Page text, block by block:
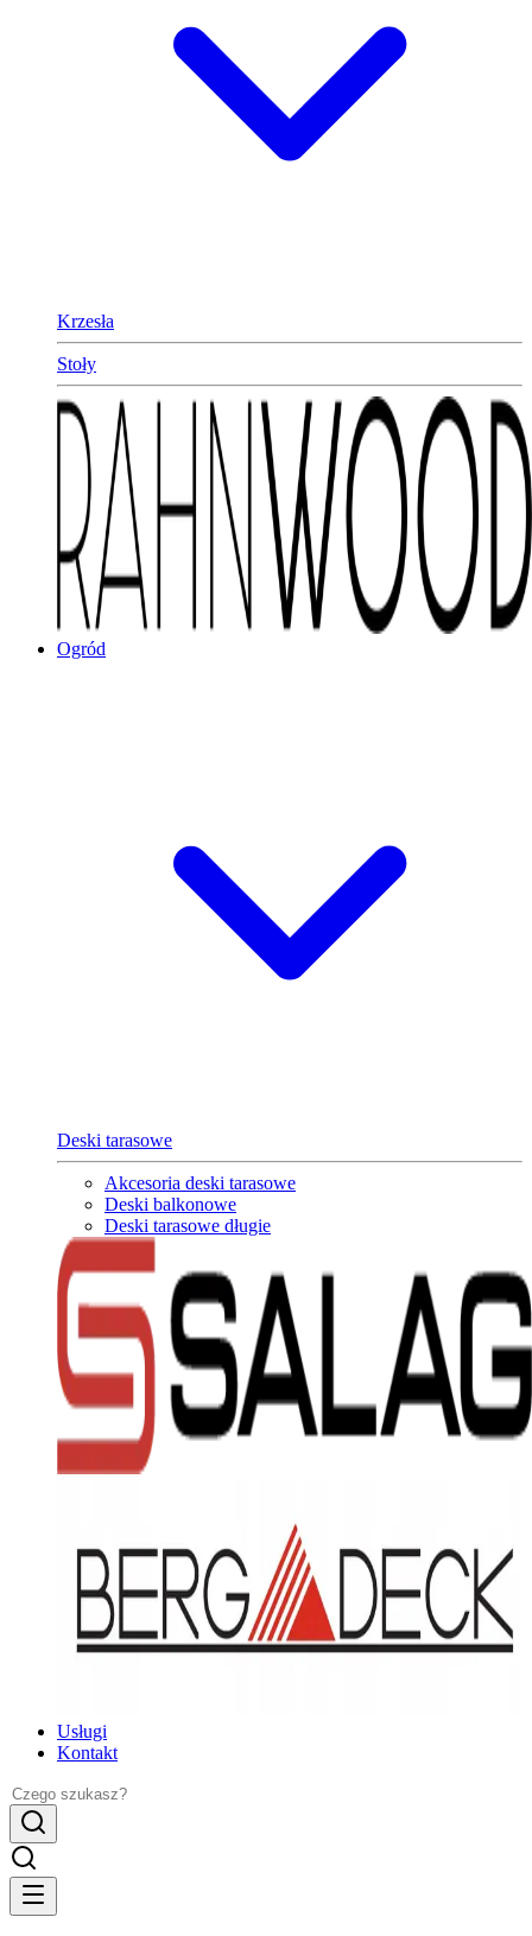
Krzesła
Stoły
Ogród
Deski tarasowe
Akcesoria deski tarasowe
Deski balkonowe
Deski tarasowe długie
Usługi
Kontakt